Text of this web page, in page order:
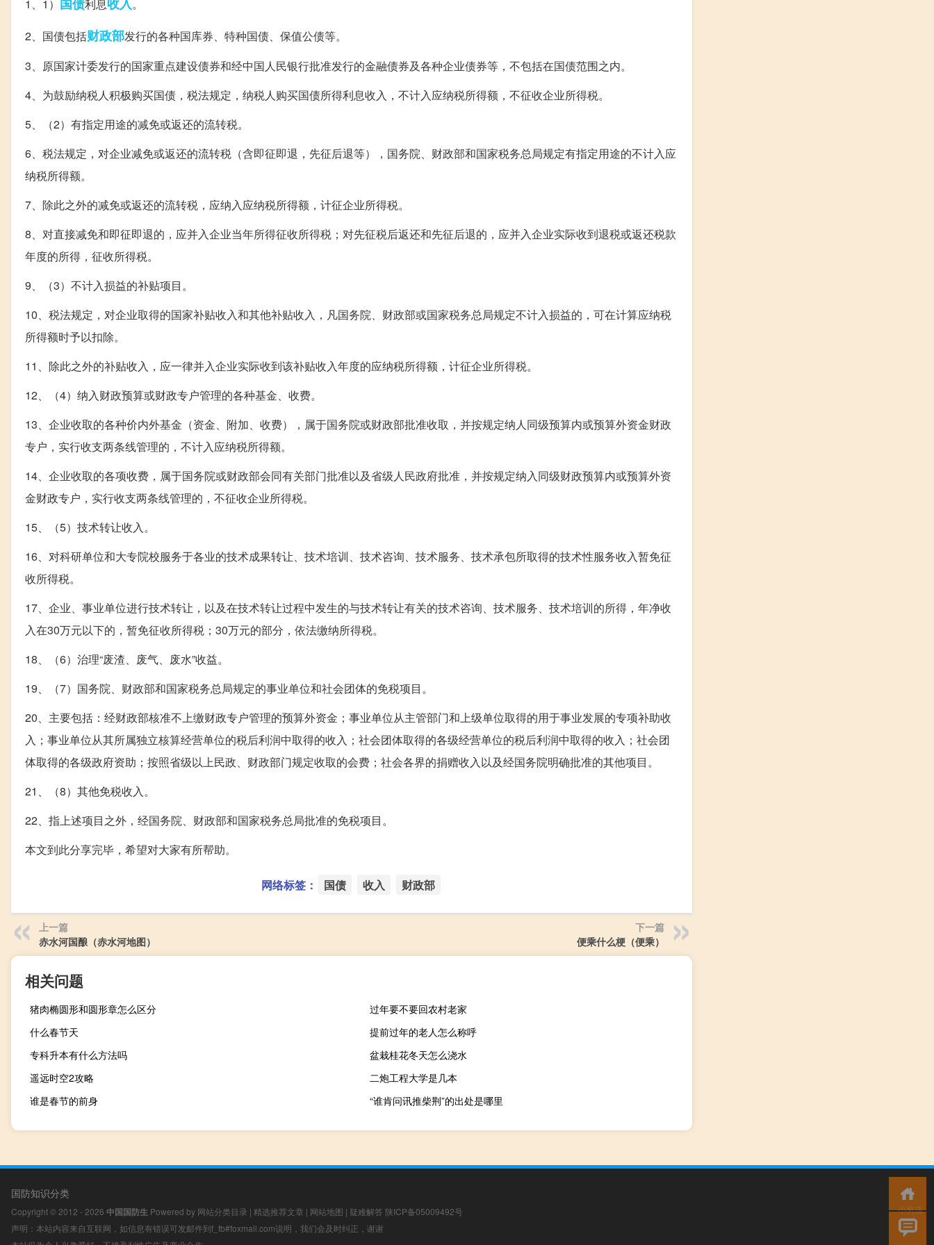
1、1） 利息
。
2、国债包括财政部发行的各种国库券、特种国债、保值公债等。
3、原国家计委发行的国家重点建设债券和经中国人民银行批准发行的金融债券及各种企业债券等，不包括在国债范围之内。
4、为鼓励纳税人积极购买国债，税法规定，纳税人购买国债所得利息收入，不计入应纳税所得额，不征收企业所得税。
5、（2）有指定用途的减免或返还的流转税。
6、税法规定，对企业减免或返还的流转税（含即征即退，先征后退等），国务院、财政部和国家税务总局规定有指定用途的不计入应
纳税所得额。
7、除此之外的减免或返还的流转税，应纳入应纳税所得额，计征企业所得税。
8、对直接减免和即征即退的，应并入企业当年所得征收所得税；对先征税后返还和先征后退的，应并入企业实际收到退税或返还税款
年度的所得，征收所得税。
9、（3）不计入损益的补贴项目。
10、税法规定，对企业取得的国家补贴收入和其他补贴收入，凡国务院、财政部或国家税务总局规定不计入损益的，可在计算应纳税
所得额时予以扣除。
11、除此之外的补贴收入，应一律并入企业实际收到该补贴收入年度的应纳税所得额，计征企业所得税。
12、（4）纳入财政预算或财政专户管理的各种基金、收费。
13、企业收取的各种价内外基金（资金、附加、收费），属于国务院或财政部批准收取，并按规定纳人同级预算内或预算外资金财政
专户，实行收支两条线管理的，不计入应纳税所得额。
14、企业收取的各项收费，属于国务院或财政部会同有关部门批准以及省级人民政府批准，并按规定纳入同级财政预算内或预算外资
金财政专户，实行收支两条线管理的，不征收企业所得税。
15、（5）技术转让收入。
16、对科研单位和大专院校服务于各业的技术成果转让、技术培训、技术咨询、技术服务、技术承包所取得的技术性服务收入暂免征
收所得税。
17、企业、事业单位进行技术转让，以及在技术转让过程中发生的与技术转让有关的技术咨询、技术服务、技术培训的所得，年净收
入在30万元以下的，暂免征收所得税；30万元的部分，依法缴纳所得税。
18、（6）治理“废渣、废气、废水”收益。
19、（7）国务院、财政部和国家税务总局规定的事业单位和社会团体的免税项目。
20、主要包括：经财政部核准不上缴财政专户管理的预算外资金；事业单位从主管部门和上级单位取得的用于事业发展的专项补助收
入；事业单位从其所属独立核算经营单位的税后利润中取得的收入；社会团体取得的各级经营单位的税后利润中取得的收入；社会团
体取得的各级政府资助；按照省级以上民政、财政部门规定收取的会费；社会各界的捐赠收入以及经国务院明确批准的其他项目。
21、（8）其他免税收入。
22、指上述项目之外，经国务院、财政部和国家税务总局批准的免税项目。
本文到此分享完毕，希望对大家有所帮助。
网络标签： 国债 收入 财政部
上一篇
赤水河国酿（赤水河地图）
下一篇
便乘什么梗（便乘）
相关问题
猪肉椭圆形和圆形章怎么区分
过年要不要回农村老家
什么春节天
提前过年的老人怎么称呼
专科升本有什么方法吗
盆栽桂花冬天怎么浇水
遥远时空2攻略
二炮工程大学是几本
谁是春节的前身
“谁肯问讯推柴荆”的出处是哪里
国防知识分类
Copyright © 2012 - 2026 中国国防生 Powered by 网站分类目录 | 精选推荐文章 | 网站地图 | 疑难解答 陕ICP备05009492号
声明：本站内容来自互联网，如信息有错误可发邮件到f_fb#foxmail.com说明，我们会及时纠正，谢谢
小男孩